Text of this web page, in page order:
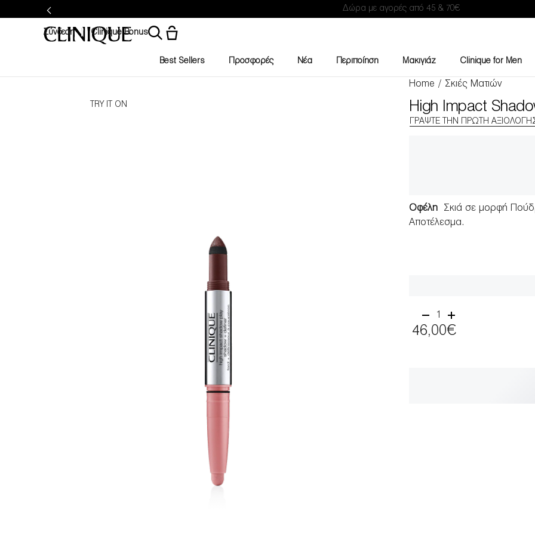
Δώρα με αγορές από 45 & 70€
Σύνδεση Clinique Bonus
Best Sellers Προσφορές Νέα Περιποίηση Μακιγιάζ Clinique for Men
Home / Σκιές Ματιών
TRY IT ON High Impact
ΓΡΆΨΤΕ ΤΗΝ ΠΡΏΤΗ
Οφέλη
Σκιά σε μορφή
Αποτέλεσμα.
1
46,00€